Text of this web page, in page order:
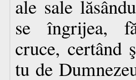
ale sale
se îngrijea,
cruce, certând
tu de